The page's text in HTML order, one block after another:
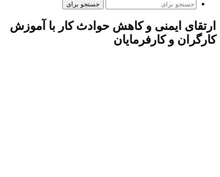
جستجو برای
ارتقای ایمنی و کاهش حوادث کار با آموزش
کارگران و کارفرمایان